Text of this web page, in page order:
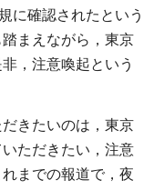
に確認されたという
まえながら，東京
，注意喚起という
きたいのは，東京
ただきたい，注意
までの報道で，夜